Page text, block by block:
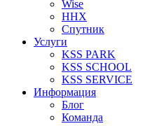
Wise
ННХ
Спутник
Услуги
KSS PARK
KSS SCHOOL
KSS SERVICE
Информация
Блог
Команда